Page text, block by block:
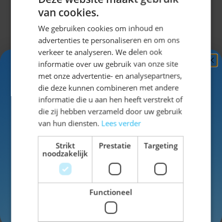
Omschrijving
Complete lederhose outfit voor
heren
Het Starnberg Lang Pakket 3-delig is een complete
Oktoberfest outfit voor heren. Deze set bestaat uit
een lange lederhose van rundleer, een geruit
trachtenhemd en Tiroler kniekousen. Een lederhose is
een traditionele Beierse broek van leer die wordt
met een Beiers thema. Met dit pakket ben je direct
Uitklappen
van cookies.
We gebruiken cookies om inhoud en
advertenties te personaliseren en om ons
verkeer te analyseren. We delen ook
informatie over uw gebruik van onze site
met onze advertentie- en analysepartners,
die deze kunnen combineren met andere
informatie die u aan hen heeft verstrekt of
die zij hebben verzameld door uw gebruik
van hun diensten. Lees verder
Strikt
noodzakelijk
Prestatie Targeting
Functioneel
Ontvang5%
KORTING!
Schrijf je nuin voor de nieuwsbrief en ontvang toegang
tot exclusieve kortingen!
Voor- en achternaam
Inschrijven